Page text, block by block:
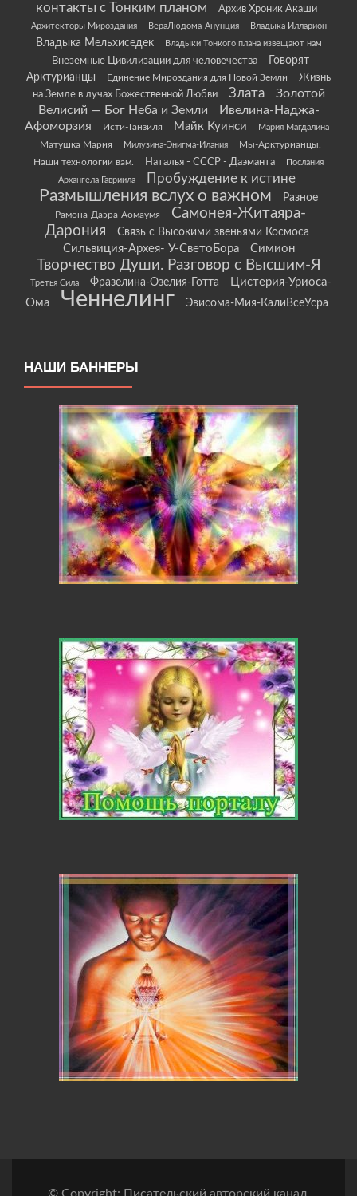
контакты с Тонким планом
Архив Хроник Акаши
Архитекторы Мироздания ВераЛюдома-Анунция Владыка Илларион
Владыка Мельхиседек Владыки Тонкого плана извещают нам
Внеземные Цивилизации для человечества
Говорят
Арктурианцы
Единение Мироздания для Новой Земли
Жизнь
на Земле в лучах Божественной Любви
Злата
Золотой
Велисий — Бог Неба и Земли
Ивелина-Наджа-
Афоморзия
Исти-Танзиля Майк Куинси Мария Магдалина
Матушка Мария Милузина-Энигма-Илания
Мы-Арктурианцы.
Наши технологии вам.
Наталья - СССР - Даэманта
Послания
Архангела Гавриила
Пробуждение к истине
Размышления вслух о важном Разное
Рамона-Даэра-Аомаумя
Самонея-Житаяра-
Дарония
Связь с Высокими звеньями Космоса
Сильвиция-Архея- У-СветоБора Симион
Творчество Души. Разговор с Высшим-Я
Третья Сила Фразелина-Озелия-Готта
Цистерия-Уриоса-
Ома
Ченнелинг Эвисома-Мия-КалиВсеУсра
НАШИ БАННЕРЫ